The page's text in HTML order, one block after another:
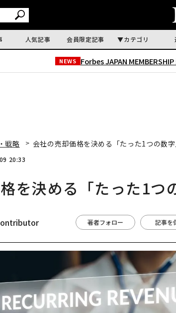
人気記事 会員限定記事 カテゴリ
NEWS Forbes JAPAN MEMBERSHIP
戦略 会社の売却価格を決める「たった1つの数字
20:33
を決める「たった1つ
著者フォロー 記事を